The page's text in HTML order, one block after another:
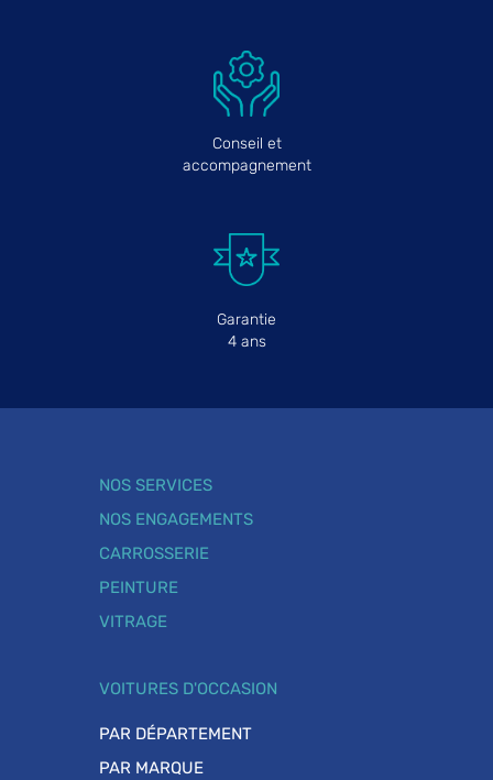
Conseil et
accompagnement
Garantie
4 ans
NOS SERVICES
NOS ENGAGEMENTS
CARROSSERIE
PEINTURE
VITRAGE
VOITURES D'OCCASION
PAR DÉPARTEMENT
PAR MARQUE